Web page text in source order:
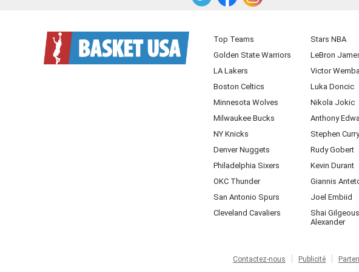
Top Teams
Golden State Warriors
LA Lakers
Boston Celtics
Minnesota Wolves
Milwaukee Bucks
NY Knicks
Denver Nuggets
Philadelphia Sixers
OKC Thunder
San Antonio Spurs
Cleveland Cavaliers
Stars NBA
LeBron
Victor
Luka Doncic
Nikola Jokic
Anthony
Stephen Curry
Rudy Gobert
Kevin Durant
Giannis
Joel Embiid
Shai
Alexander
Contactez-nous Publicité